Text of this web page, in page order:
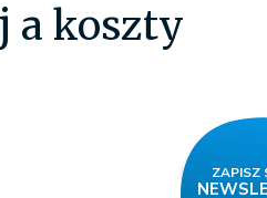
a koszty